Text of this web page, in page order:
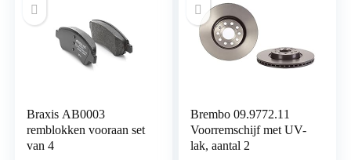
Braxis AB0003
remblokken vooraan set
van 4
Brembo 09.9772.11
Voorremschijf met UV-
lak, aantal 2